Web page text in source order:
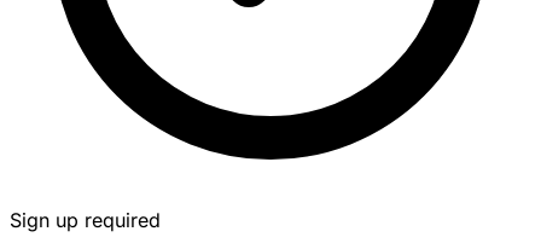
Sign up required